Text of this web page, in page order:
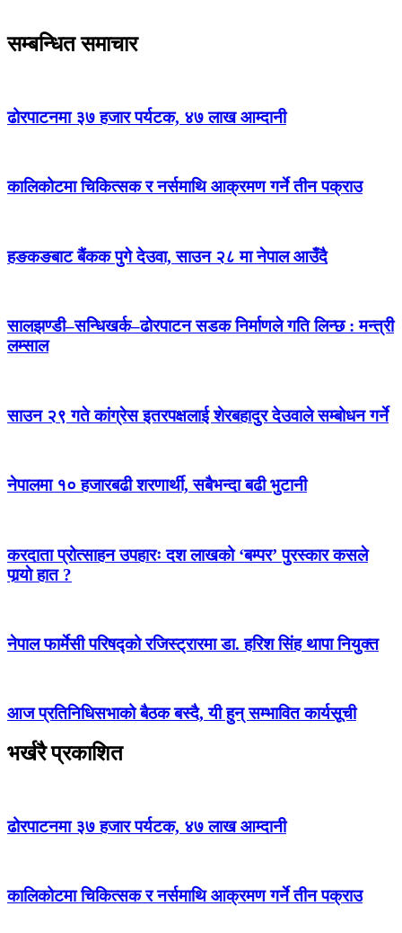
सम्बन्धित समाचार
ढोरपाटनमा ३७ हजार पर्यटक, ४७ लाख आम्दानी
कालिकोटमा चिकित्सक र नर्समाथि आक्रमण गर्ने तीन पक्राउ
हङकङबाट बैंकक पुगे देउवा, साउन २८ मा नेपाल आउँदै
सालझण्डी–सन्धिखर्क–ढोरपाटन सडक निर्माणले गति लिन्छ : मन्त्री
लम्साल
साउन २९ गते कांग्रेस इतरपक्षलाई शेरबहादुर देउवाले सम्बोधन गर्ने
नेपालमा १० हजारबढी शरणार्थी, सबैभन्दा बढी भुटानी
करदाता प्रोत्साहन उपहारः दश लाखको ‘बम्पर’ पुरस्कार कसले
पार्‍याे हात ?
नेपाल फार्मेसी परिषद्को रजिस्ट्रारमा डा. हरिश सिंह थापा नियुक्त
आज प्रतिनिधिसभाको बैठक बस्दै, यी हुन् सम्भावित कार्यसूची
भर्खरै प्रकाशित
ढोरपाटनमा ३७ हजार पर्यटक, ४७ लाख आम्दानी
कालिकोटमा चिकित्सक र नर्समाथि आक्रमण गर्ने तीन पक्राउ